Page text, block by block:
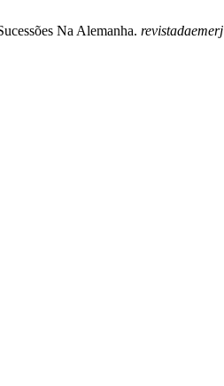
Na Alemanha. revistadaemerj